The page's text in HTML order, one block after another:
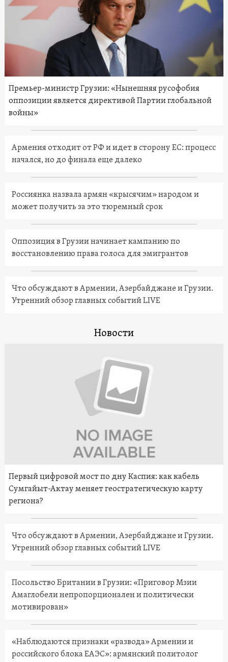
Премьер-министр Грузии: «Нынешняя русофобия
оппозиции является директивой Партии глобальной
войны»
Армения отходит от РФ и идет в сторону ЕС: процесс
начался, но до финала еще далеко
Россиянка назвала армян «крысячим» народом и
может получить за это тюремный срок
Оппозиция в Грузии начинает кампанию по
восстановлению права голоса для эмигрантов
Что обсуждают в Армении, Азербайджане и Грузии.
Утренний обзор главных событий LIVE
Новости
Первый цифровой мост по дну Каспия: как кабель
Сумгайыт-Актау меняет геостратегическую карту
региона?
Что обсуждают в Армении, Азербайджане и Грузии.
Утренний обзор главных событий LIVE
Посольство Британии в Грузии: «Приговор Мзии
Амаглобели непропорционален и политически
мотивирован»
«Наблюдаются признаки «развода» Армении и
российского блока ЕАЭС»: армянский политолог